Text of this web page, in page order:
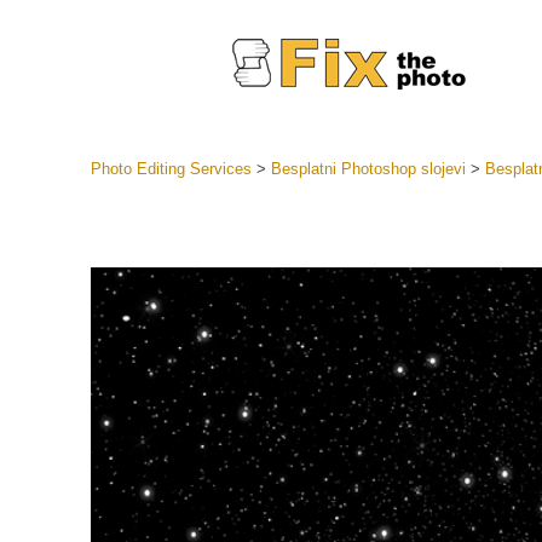
Uređivanje
ponude
Mobilne
Photo Editing Services > Besplatni Photoshop slojevi >